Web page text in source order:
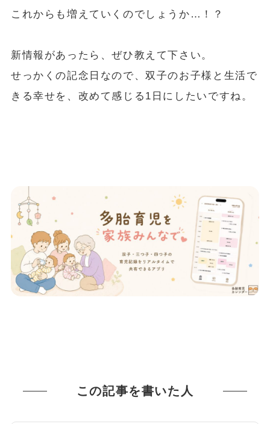
これからも増えていくのでしょうか…！？
新情報があったら、ぜひ教えて下さい。
せっかくの記念日なので、双子のお子様と生活で
きる幸せを、改めて感じる1日にしたいですね。
この記事を書いた人